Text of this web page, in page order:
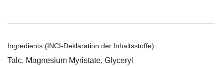
Ingredients (INCI-Deklaration der Inhaltsstoffe):
Talc, Magnesium Myristate, Glyceryl